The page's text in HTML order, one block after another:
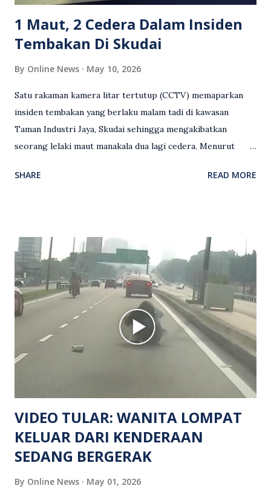
terhadap wanita dipercayai menjadi mangs...
1 Maut, 2 Cedera Dalam Insiden
Tembakan Di Skudai
By Online News May 10, 2026
Satu rakaman kamera litar tertutup (CCTV) memaparkan
insiden tembakan yang berlaku malam tadi di kawasan
Taman Industri Jaya, Skudai sehingga mengakibatkan
seorang lelaki maut manakala dua lagi cedera. Menurut
kejadian berlaku sekitar jam 11 malam dan pihak polis
hiburan di kawasan berkenaan. Seorang mangsa disahkan
meninggal dunia di lokasi kejadian akibat terkena tembakan,
manakala seorang lagi mangsa mengalami kecederaan.
Turut dipercayai terdapat seorang lagi individu cedera
namun identitinya masih belum dikenal pasti selepas dibawa
keluar dari lokasi oleh kenalannya. Polis kini sedang giat
mengesan dua suspek yang masih bebas bagi membantu
siasatan lanjut. Kes disiasat mengikut Seksyen 302 Kanun
Keseksaan kerana membunuh. Orang ramai yang mempunyai
maklumat diminta t...
SHARE READ MORE
VIDEO TULAR: WANITA LOMPAT
KELUAR DARI KENDERAAN
SEDANG BERGERAK
By Online News May 01, 2026